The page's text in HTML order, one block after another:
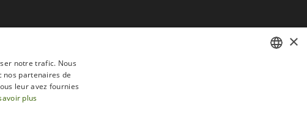
×
notre trafic. Nous
partenaires de
leur avez fournies
plus